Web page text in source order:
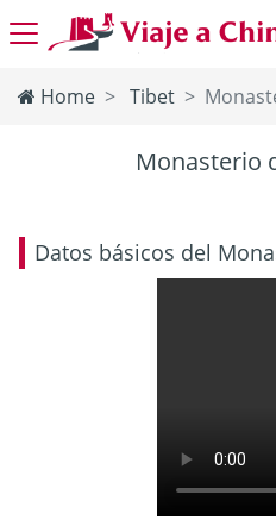
Home Tibet
Monasterio
Datos básicos del